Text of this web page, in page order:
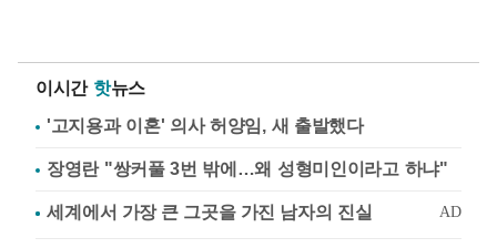
이시간 핫뉴스
'고지용과 이혼' 의사 허양임, 새 출발했다
장영란 "쌍커풀 3번 밖에…왜 성형미인이라고 하냐"